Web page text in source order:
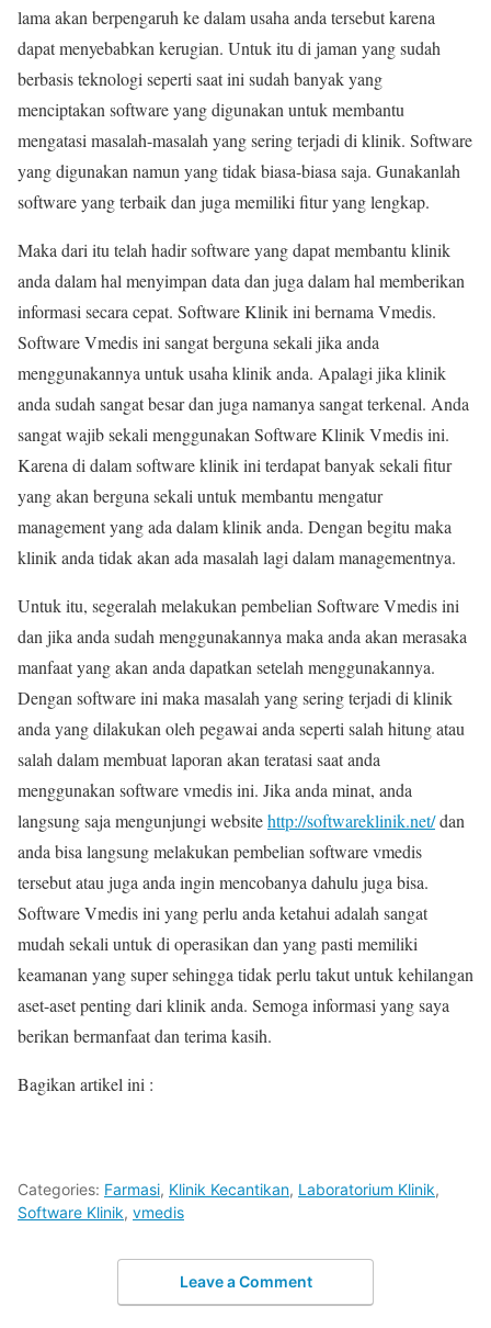
lama akan berpengaruh ke dalam usaha anda tersebut karena
dapat menyebabkan kerugian. Untuk itu di jaman yang sudah
berbasis teknologi seperti saat ini sudah banyak yang
menciptakan software yang digunakan untuk membantu
mengatasi masalah-masalah yang sering terjadi di klinik. Software
yang digunakan namun yang tidak biasa-biasa saja. Gunakanlah
software yang terbaik dan juga memiliki fitur yang lengkap.
Maka dari itu telah hadir software yang dapat membantu klinik
anda dalam hal menyimpan data dan juga dalam hal memberikan
informasi secara cepat. Software Klinik ini bernama Vmedis.
Software Vmedis ini sangat berguna sekali jika anda
menggunakannya untuk usaha klinik anda. Apalagi jika klinik
anda sudah sangat besar dan juga namanya sangat terkenal. Anda
sangat wajib sekali menggunakan Software Klinik Vmedis ini.
Karena di dalam software klinik ini terdapat banyak sekali fitur
yang akan berguna sekali untuk membantu mengatur
management yang ada dalam klinik anda. Dengan begitu maka
klinik anda tidak akan ada masalah lagi dalam managementnya.
Untuk itu, segeralah melakukan pembelian Software Vmedis ini
dan jika anda sudah menggunakannya maka anda akan merasaka
manfaat yang akan anda dapatkan setelah menggunakannya.
Dengan software ini maka masalah yang sering terjadi di klinik
anda yang dilakukan oleh pegawai anda seperti salah hitung atau
salah dalam membuat laporan akan teratasi saat anda
menggunakan software vmedis ini. Jika anda minat, anda
langsung saja mengunjungi websitehttp://softwareklinik.net/dan
anda bisa langsung melakukan pembelian software vmedis
tersebut atau juga anda ingin mencobanya dahulu juga bisa.
Software Vmedis ini yang perlu anda ketahui adalah sangat
mudah sekali untuk di operasikan dan yang pasti memiliki
keamanan yang super sehingga tidak perlu takut untuk kehilangan
aset-aset penting dari klinik anda. Semoga informasi yang saya
berikan bermanfaat dan terima kasih.
Bagikan artikel ini :
Categories: Farmasi, Klinik Kecantikan, Laboratorium Klinik,
Software Klinik, vmedis
Leave a Comment